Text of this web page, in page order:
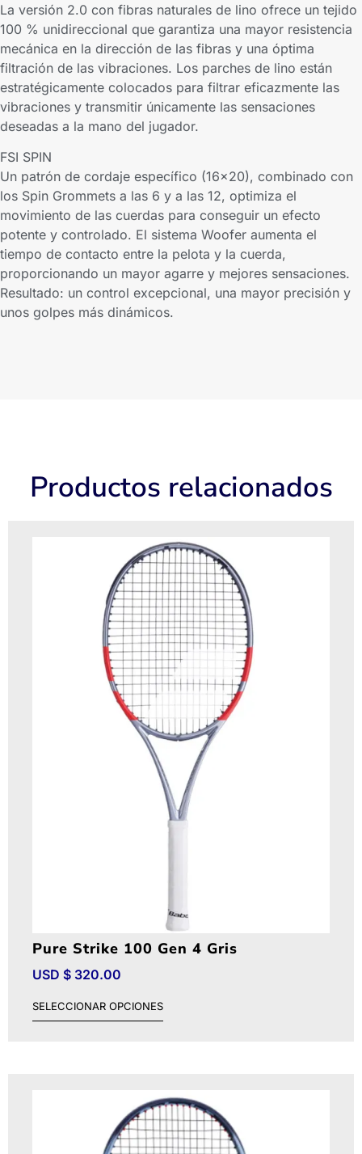
La versión 2.0 con fibras naturales de lino ofrece un tejido
100 % unidireccional que garantiza una mayor resistencia
mecánica en la dirección de las fibras y una óptima
filtración de las vibraciones. Los parches de lino están
estratégicamente colocados para filtrar eficazmente las
vibraciones y transmitir únicamente las sensaciones
deseadas a la mano del jugador.
FSI SPIN
Un patrón de cordaje específico (16×20), combinado con
los Spin Grommets a las 6 y a las 12, optimiza el
movimiento de las cuerdas para conseguir un efecto
potente y controlado. El sistema Woofer aumenta el
tiempo de contacto entre la pelota y la cuerda,
proporcionando un mayor agarre y mejores sensaciones.
Resultado: un control excepcional, una mayor precisión y
unos golpes más dinámicos.
Productos relacionados
Pure Strike 100 Gen 4 Gris
USD $ 320.00
SELECCIONAR OPCIONES